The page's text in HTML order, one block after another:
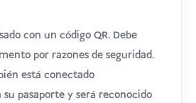
con un código QR. Debe
por razones de seguridad.
está conectado
pasaporte y será reconocido